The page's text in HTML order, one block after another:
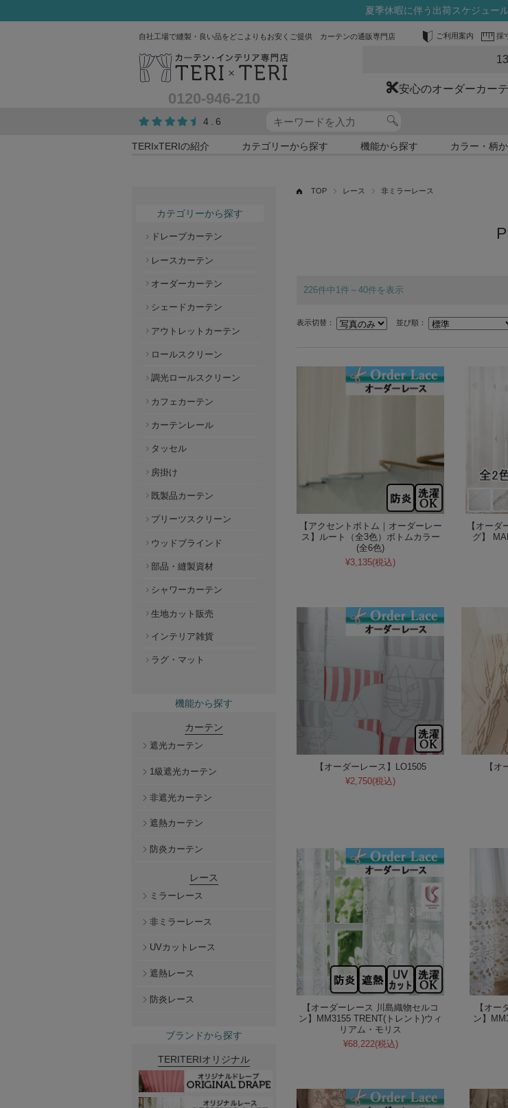
夏季休暇に伴う出荷スケジュー
自社工場で縫製・良い品をどこよりもお安くご提供 カーテンの通販専門店 ご利用案内 採
0120-946-210
安心のオーダーカー
4.6
TERIxTERIの紹介 カテゴリーから探す 機能から探す カラー・柄
TOP レース 非ミラーレース
表示切替： 並び順：
226件中1件～40件を表示
【アクセントボトム｜オーダーレー
ス】ルート（全3色）ボトムカラー
(全6色)
¥3,135(税込)
【オー
グ】
【オーダーレース】LO1505
¥2,750(税込)
【
【オーダーレース 川島織物セルコ
ン】MM3155 TRENT(トレント)ウィ
リアム・モリス
¥68,222(税込)
【オー
ン】
カテゴリーから探す
ドレープカーテン
レースカーテン
オーダーカーテン
シェードカーテン
アウトレットカーテン
ロールスクリーン
調光ロールスクリーン
カフェカーテン
カーテンレール
タッセル
房掛け
既製品カーテン
プリーツスクリーン
ウッドブラインド
部品・縫製資材
シャワーカーテン
生地カット販売
インテリア雑貨
ラグ・マット
機能から探す
カーテン
遮光カーテン
1級遮光カーテン
非遮光カーテン
遮熱カーテン
防炎カーテン
レース
ミラーレース
非ミラーレース
UVカットレース
遮熱レース
防炎レース
ブランドから探す
TERITERIオリジナル